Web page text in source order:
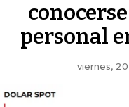
personal
viernes,